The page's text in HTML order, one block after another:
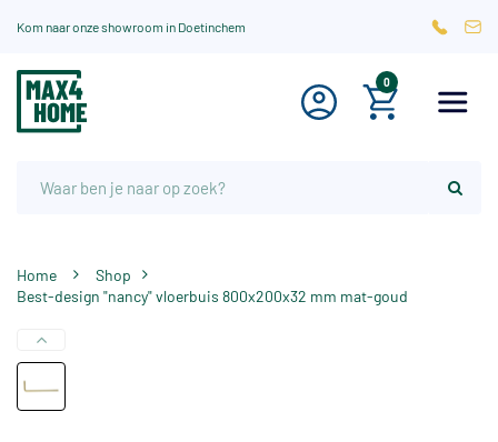
Kom naar onze showroom in Doetinchem
0
Home
Shop
Best-design "nancy" vloerbuis 800x200x32 mm mat-goud